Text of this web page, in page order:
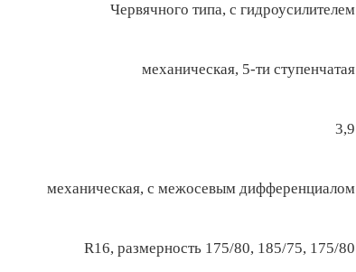
Червячного типа, с гидроусилителем
механическая, 5-ти ступенчатая
3,9
механическая, с межосевым дифференциалом
R16, размерность 175/80, 185/75, 175/80